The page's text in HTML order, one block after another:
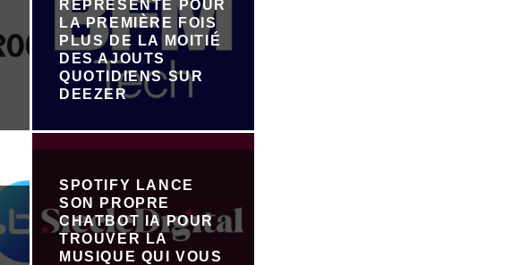
REPRÉSENTE POUR
LA PREMIÈRE FOIS
PLUS DE LA MOITIÉ
DES AJOUTS
QUOTIDIENS SUR
DEEZER
SPOTIFY LANCE
SON PROPRE
CHATBOT IA POUR
TROUVER LA
MUSIQUE QUI VOUS